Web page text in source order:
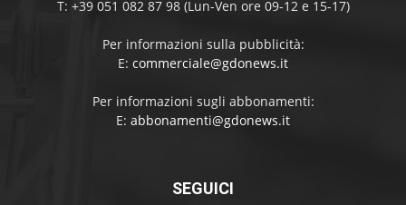
T: +39 051 082 87 98 (Lun-Ven ore 09-12 e 15-17)
Per informazioni sulla pubblicità:
E: commerciale@gdonews.it
Per informazioni sugli abbonamenti:
E: abbonamenti@gdonews.it
SEGUICI